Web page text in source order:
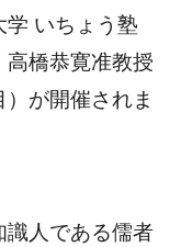
学 いちょう塾
橋恭寛准教授
が開催されま
識人である儒者